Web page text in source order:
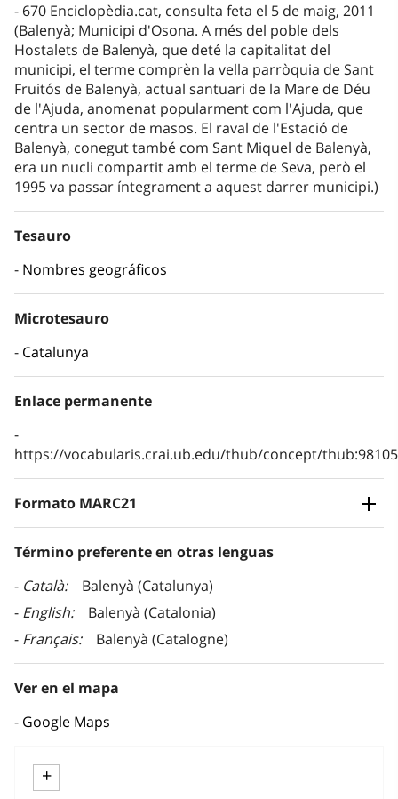
670 Enciclopèdia.cat, consulta feta el 5 de maig, 2011
(Balenyà; Municipi d'Osona. A més del poble dels
Hostalets de Balenyà, que deté la capitalitat del
municipi, el terme comprèn la vella parròquia de Sant
Fruitós de Balenyà, actual santuari de la Mare de Déu
de l'Ajuda, anomenat popularment com l'Ajuda, que
centra un sector de masos. El raval de l'Estació de
Balenyà, conegut també com Sant Miquel de Balenyà,
era un nucli compartit amb el terme de Seva, però el
1995 va passar íntegrament a aquest darrer municipi.)
Tesauro
Nombres geográficos
Microtesauro
Catalunya
Enlace permanente
https://vocabularis.crai.ub.edu/thub/concept/
Formato MARC21
Término preferente en otras lenguas
Català
Balenyà (Catalunya)
English
Balenyà (Catalonia)
Français
Balenyà (Catalogne)
Ver en el mapa
Google Maps
+